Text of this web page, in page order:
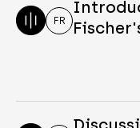
FR